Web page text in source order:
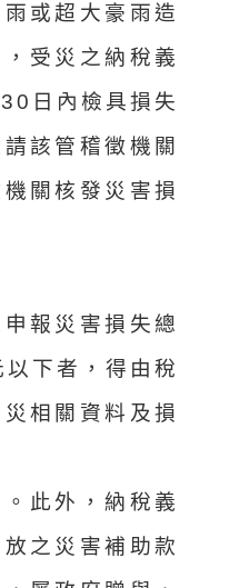
或超大豪雨造
受災之納稅義
日內檢具損失
該管稽徵機關
關核發災害損
報災害損失總
下者，得由稅
相關資料及損
此外，納稅義
之災害補助款